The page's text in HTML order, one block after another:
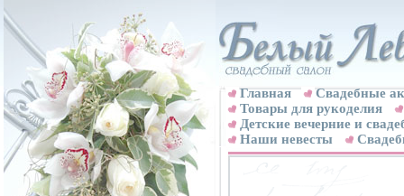
Главная
Свадебные
Товары для рукоделия
Детские вечерние и
Наши невесты